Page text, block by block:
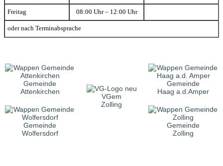
Freitag 08:00 Uhr – 12:00 Uhr
oder nach Terminabsprache
Gemeinde
Attenkirchen
VGem
Zolling
Gemeinde
Haag a.d.Amper
Gemeinde
Wolfersdorf
Gemeinde
Zolling